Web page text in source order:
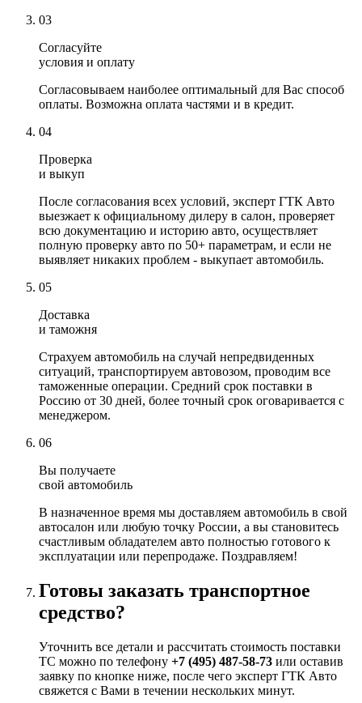
03
Согласуйте
условия и оплату
Согласовываем наиболее оптимальный для Вас способ
оплаты. Возможна оплата частями и в кредит.
04
Проверка
и выкуп
После согласования всех условий, эксперт ГТК Авто
выезжает к официальному дилеру в салон, проверяет
всю документацию и историю авто, осуществляет
полную проверку авто по 50+ параметрам, и если не
выявляет никаких проблем - выкупает автомобиль.
05
Доставка
и таможня
Страхуем автомобиль на случай непредвиденных
ситуаций, транспортируем автовозом, проводим все
таможенные операции. Средний срок поставки в
Россию от 30 дней, более точный срок оговаривается с
менеджером.
06
Вы получаете
свой автомобиль
В назначенное время мы доставляем автомобиль в свой
автосалон или любую точку России, а вы становитесь
счастливым обладателем авто полностью готового к
эксплуатации или перепродаже. Поздравляем!
Готовы заказать транспортное
средство?
Уточнить все детали и рассчитать стоимость поставки
ТС можно по телефону +7 (495) 487-58-73 или оставив
заявку по кнопке ниже, после чего эксперт ГТК Авто
свяжется с Вами в течении нескольких минут.